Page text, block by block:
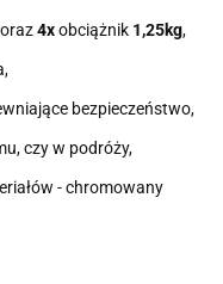
oraz4xobciążnik 1,25kg,
bezpieczeństwo,
czy w podróży,
- chromowany